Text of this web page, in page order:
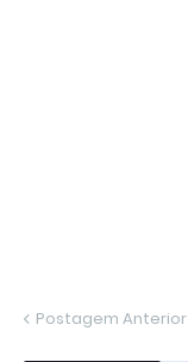
Postagem Anterior